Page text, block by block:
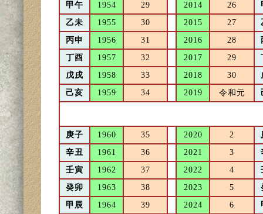
甲午
1954 29 2014 26
乙未
1955 30 2015 27
丙申
1956 31 2016 28
丁酉
1957 32 2017 29
戊戌
1958 33 2018 30
己亥
1959 34 2019 令和元
庚子 1960 35 2020 2
辛丑
1961 36 2021 3
壬寅
1962 37 2022 4
癸卯
1963 38 2023 5
甲辰
1964 39 2024 6